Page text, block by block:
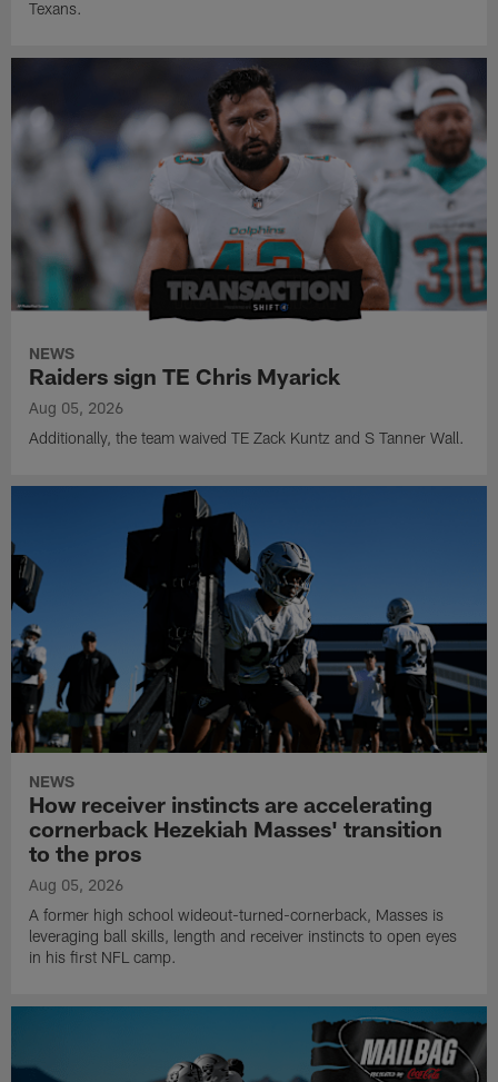
Texans.
NEWS
Raiders sign TE Chris Myarick
Aug 05, 2026
Additionally, the team waived TE Zack Kuntz and S Tanner Wall.
NEWS
How receiver instincts are accelerating
cornerback Hezekiah Masses' transition
to the pros
Aug 05, 2026
A former high school wideout-turned-cornerback, Masses is
leveraging ball skills, length and receiver instincts to open eyes
in his first NFL camp.